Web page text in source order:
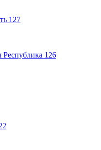
127
Республика 126